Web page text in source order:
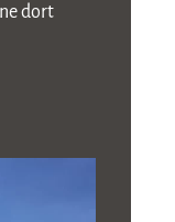
dort